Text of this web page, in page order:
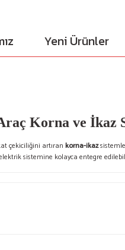
Yeni Ürünler
Korna ve İkaz
çekiciliğini artıran korna-ikaz
sistemine kolayca entegre